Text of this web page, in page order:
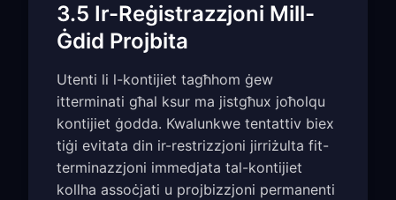
3.5 Ir-Reġistrazzjoni Mill-
Ġdid Projbita
Utenti li l-kontijiet tagħhom ġew
itterminati għal ksur ma jistgħux joħolqu
kontijiet ġodda. Kwalunkwe tentattiv biex
tiġi evitata din ir-restrizzjoni jirriżulta fit-
terminazzjoni immedjata tal-kontijiet
kollha assoċjati u projbizzjoni permanenti